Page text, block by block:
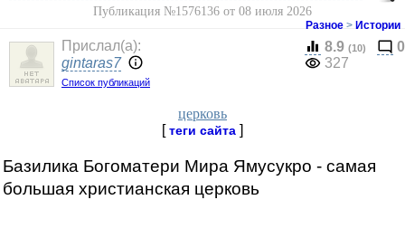
Публикация №1576136 от 08 июля 2026
Разное > Истории
Прислал(a):
gintaras7
Список публикаций
8.9 (10)
0
327
церковь
[теги сайта ]
Базилика Богоматери Мира Ямусукро - самая
большая христианская церковь